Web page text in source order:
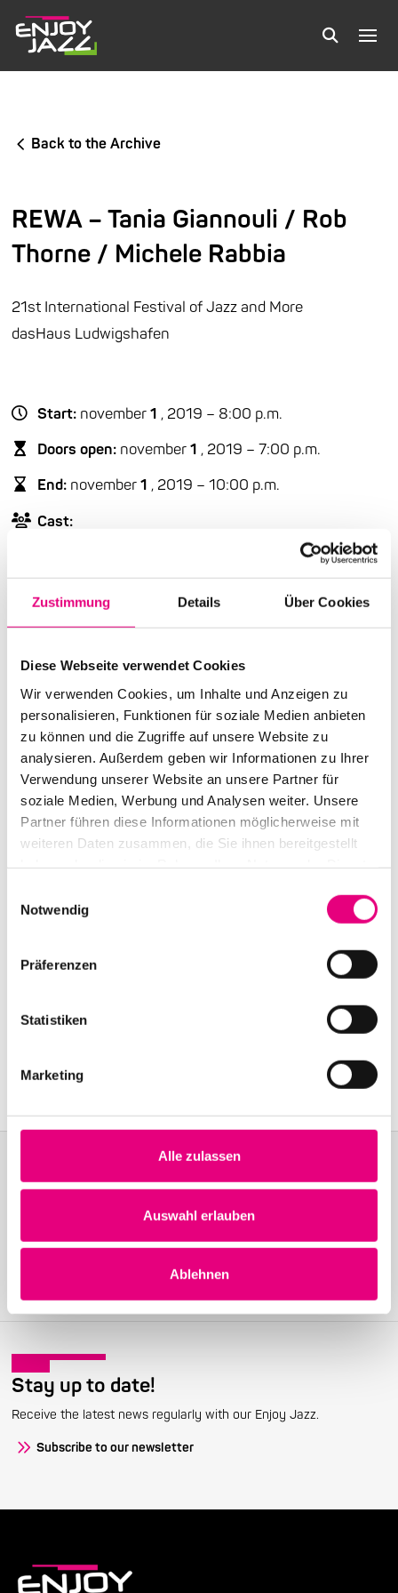
Zustimmung Details Über Cookies
Diese Webseite verwendet Cookies
Wir verwenden Cookies, um Inhalte und Anzeigen zu
personalisieren, Funktionen für soziale Medien anbieten
zu können und die Zugriffe auf unsere Website zu
analysieren. Außerdem geben wir Informationen zu Ihrer
Verwendung unserer Website an unsere Partner für
soziale Medien, Werbung und Analysen weiter. Unsere
Partner führen diese Informationen möglicherweise mit
weiteren Daten zusammen, die Sie ihnen bereitgestellt
Notwendig
Präferenzen
Statistiken
Marketing
Alle zulassen
Auswahl erlauben
Ablehnen
Back to the Archive
REWA – Tania Giannouli / Rob
Thorne / Michele Rabbia
21st International Festival of Jazz and More
dasHaus Ludwigshafen
Start: november1 , 2019 – 8:00 p.m.
Doors open: november1 , 2019 – 7:00 p.m.
End: november1, 2019 – 10:00 p.m.
Cast:
Kyriakos Tapakis: oud | Rob Thorne: traditional
instruments | Michele Rabbia: percussion,
electronics
Advance ticket price: €20
Box office: €25
Nationality: Greece, New Zealand, Italy
dasHaus Ludwigshafen: Bahnhofsstraße30,
Ludwigshafen
Event Series: 50
Years of ECM
Become a friend!
Join the Enjoy Jazz and receive exclusive information about the
Stay up to date!
Receive the latest news regularly with our Enjoy Jazz.
Subscribe to our newsletter